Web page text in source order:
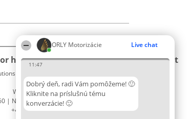
ORLY Motorizácie Live chat
11:47
Dobrý deň, radi Vám pomôžeme! 🙂
Kliknite na príslušnú tému
konverzácie! 🙂
hodnotenia
sp. z o. o. sp. k.
ul. Ruska 22
Wrocław 50-079
| NIP 8943132676
+48 508 492 400
Hodnotenie
Lista
wszystkich
Podmienky
Kontakt